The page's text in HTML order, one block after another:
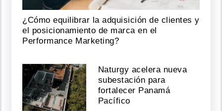
¿Cómo equilibrar la adquisición de clientes y
el posicionamiento de marca en el
Performance Marketing?
Naturgy acelera nueva
subestación para
fortalecer Panamá
Pacífico